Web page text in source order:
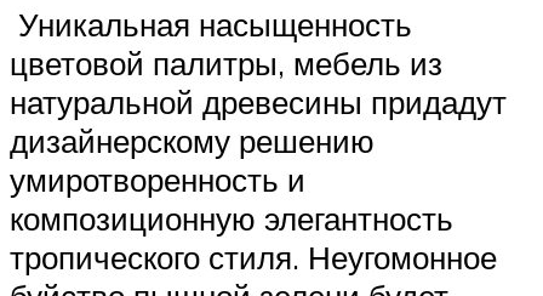
Уникальная насыщенность
цветовой палитры, мебель из
натуральной древесины придадут
дизайнерскому решению
умиротворенность и
композиционную элегантность
тропического стиля. Неугомонное